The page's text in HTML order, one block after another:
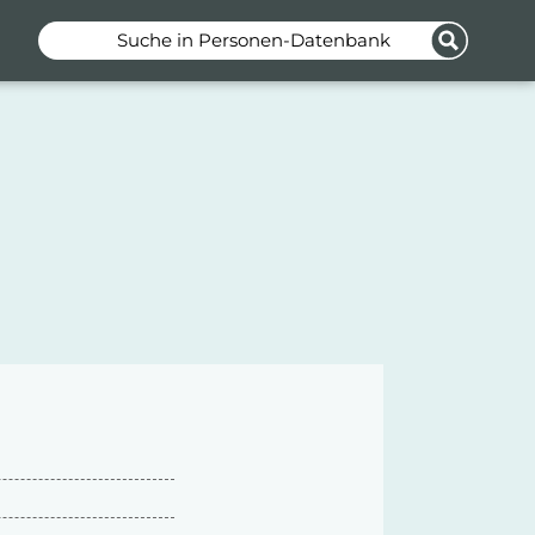
Suche in Personen-Datenbank